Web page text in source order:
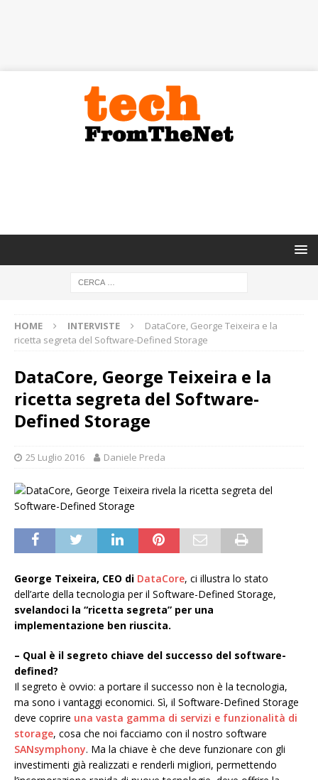
HOME INTERVISTE
DataCore, George Teixeira e la
ricetta segreta del Software-Defined Storage
DataCore, George Teixeira e la
ricetta segreta del Software-
Defined Storage
25 Luglio 2016 Daniele Preda
George Teixeira, CEO di DataCore, ci illustra lo stato
dell’arte della tecnologia per il Software-Defined Storage,
svelandoci la “ricetta segreta” per una
implementazione ben riuscita.
– Qual è il segreto chiave del successo del software-
defined?
Il segreto è ovvio: a portare il successo non è la tecnologia,
ma sono i vantaggi economici. Sì, il Software-Defined Storage
deve coprire una vasta gamma di servizi e funzionalità di
storage, cosa che noi facciamo con il nostro software
SANsymphony. Ma la chiave è che deve funzionare con gli
investimenti già realizzati e renderli migliori, permettendo